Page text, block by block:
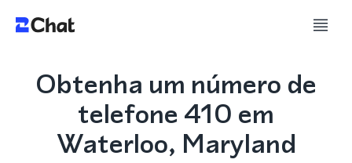
Obtenha um número de
telefone 410 em
Waterloo, Maryland